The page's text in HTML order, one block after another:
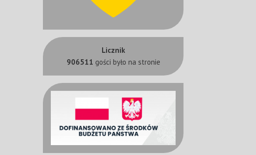
Licznik
906511 gości było na stronie